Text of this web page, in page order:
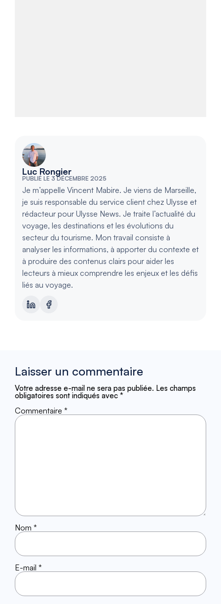
Luc Rongier
PUBLIÉ LE 3 DÉCEMBRE 2025
Je m’appelle Vincent Mabire. Je viens de Marseille,
je suis responsable du service client chez Ulysse et
rédacteur pour Ulysse News. Je traite l’actualité du
voyage, les destinations et les évolutions du
secteur du tourisme. Mon travail consiste à
analyser les informations, à apporter du contexte et
à produire des contenus clairs pour aider les
lecteurs à mieux comprendre les enjeux et les défis
liés au voyage.
Laisser un commentaire
Votre adresse e-mail ne sera pas publiée. Les champs
obligatoires sont indiqués avec *
Commentaire *
Nom *
E-mail *